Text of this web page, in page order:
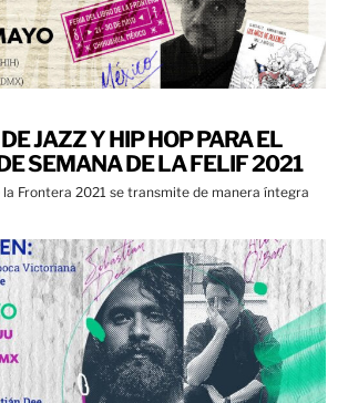
JAZZ Y HIP HOP PARA EL
SEMANA DE LA FELIF 2021
la Frontera 2021 se transmite de manera íntegra